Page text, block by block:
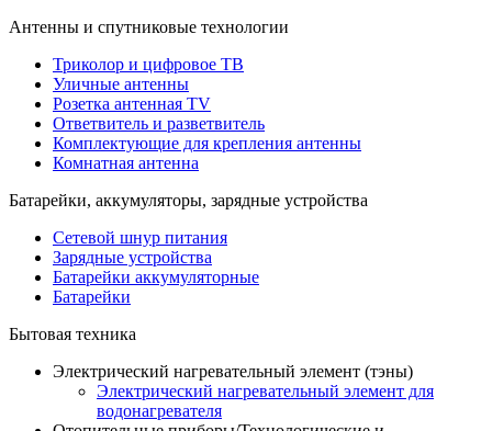
Антенны и спутниковые технологии
Триколор и цифровое ТВ
Уличные антенны
Розетка антенная TV
Ответвитель и разветвитель
Комплектующие для крепления антенны
Комнатная антенна
Батарейки, аккумуляторы, зарядные устройства
Сетевой шнур питания
Зарядные устройства
Батарейки аккумуляторные
Батарейки
Бытовая техника
Электрический нагревательный элемент (тэны)
Электрический нагревательный элемент для
водонагревателя